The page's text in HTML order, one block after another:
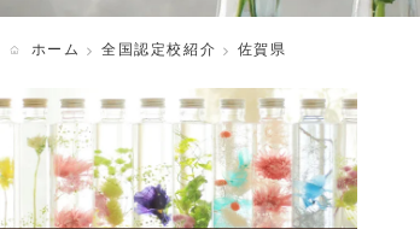
台湾本部校
ホーム 全国認定校紹介 佐賀県